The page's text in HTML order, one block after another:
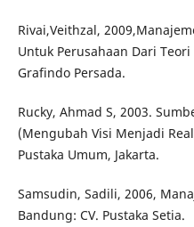
Rivai,Veithzal,
Untuk Perusahaan Dari Teori
Grafindo Persada.
Rucky, Ahmad S, 2003.
(Mengubah Visi Menjadi
Pustaka Umum, Jakarta.
Samsudin, Sadili, 2006,
Bandung: CV. Pustaka Setia.